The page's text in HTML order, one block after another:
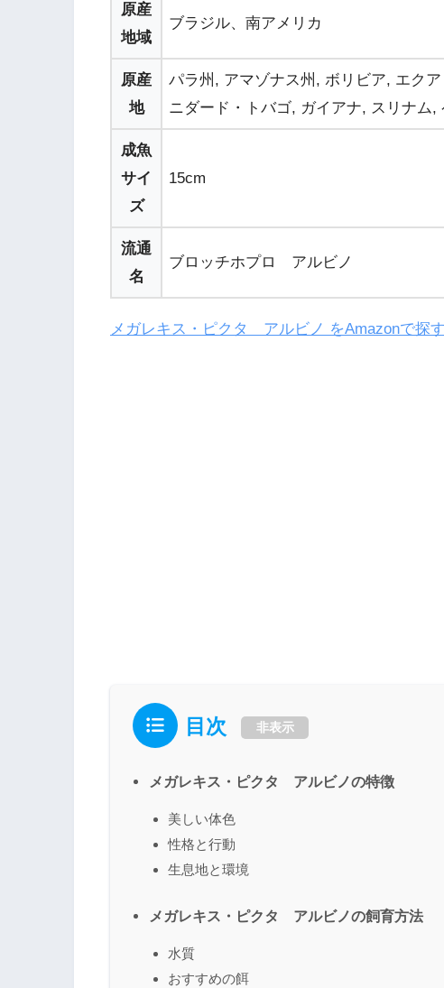
原産
地域
ブラジル、南アメリカ
原産
地
パラ州, アマゾナス州, ボリビア, エク
ニダード・トバゴ, ガイアナ, スリナム
成魚
サイ
ズ
15cm
流通
名
ブロッチホプロ アルビノ
メガレキス・ピクタ アルビノ をAmazonで探す
目次 非表示
メガレキス・ピクタ アルビノの特徴
美しい体色
性格と行動
生息地と環境
メガレキス・ピクタ アルビノの飼育方法
水質
おすすめの餌